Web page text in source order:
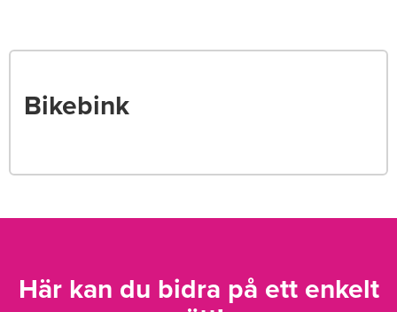
Bikebink
Här kan du bidra på ett enkelt